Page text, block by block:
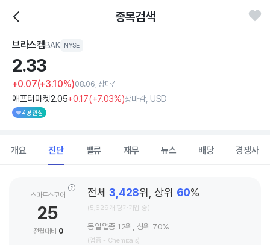
종목검색
브라스켐BAK NYSE
2.33
+0.07(+3.10%)08.06, 장마감
애프터마켓2.05+0.17(+7.03%)장마감, USD
4명 관심
개요 진단 밸류 재무 뉴스 배당 경쟁사
스마트스코어
25
전월대비 0
전체3,428위, 상위 60%
(5,629개 평가기업 중)
동일업종 12위, 상위 70%
(업종 - Chemicals)